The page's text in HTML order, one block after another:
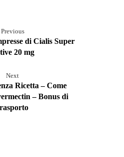
Previous
di Cialis Super
20 mg
Next
Ricetta – Come
– Bonus di